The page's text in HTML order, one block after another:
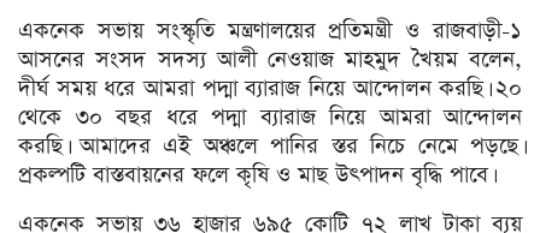
একনেক সভায় সংস্কৃতি মন্ত্রণালয়ের প্রতিমন্ত্রী ও রাজবাড়ী-১
আসনের সংসদ সদস্য আলী নেওয়াজ মাহমুদ খৈয়ম বলেন,
দীর্ঘ সময় ধরে আমরা পদ্মা ব্যারাজ নিয়ে আন্দোলন করছি। ২০
থেকে ৩০ বছর ধরে পদ্মা ব্যারাজ নিয়ে আমরা আন্দোলন
করছি। আমাদের এই অঞ্চলে পানির স্তর নিচে নেমে পড়ছে।
প্রকল্পটি বাস্তবায়নের ফলে কৃষি ও মাছ উৎপাদন বৃদ্ধি পাবে।
একনেক সভায় ৩৬ হাজার ৬৯৫ কোটি ৭২ লাখ টাকা ব্যয়